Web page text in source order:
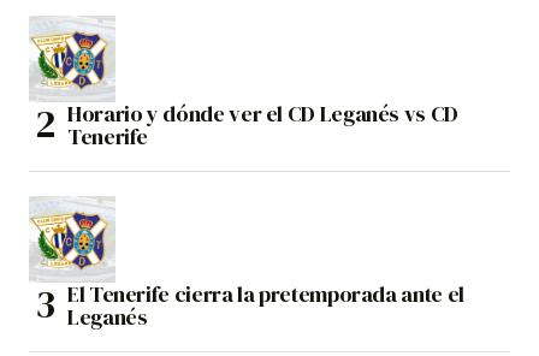
Horario y dónde ver el CD Leganés vs CD
Tenerife
El Tenerife cierra la pretemporada ante el
Leganés